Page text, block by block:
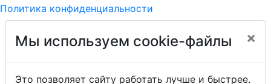
Политика конфиденциальности
Мы используем cookie-файлы ×
Это позволяет сайту работать лучше и быстрее.